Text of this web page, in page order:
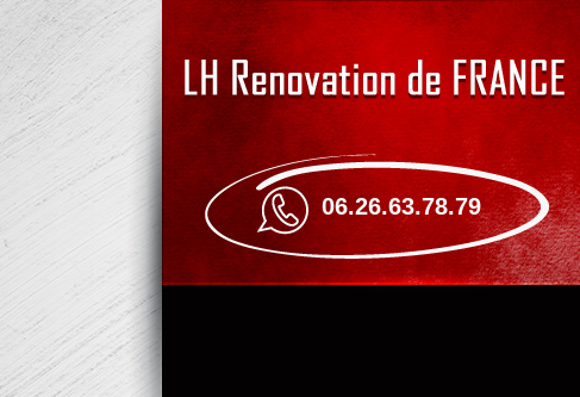
06.26.63.78.79